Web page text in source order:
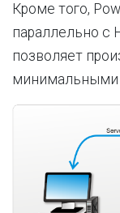
Кроме того,
параллельно с
позволяет
минимальными